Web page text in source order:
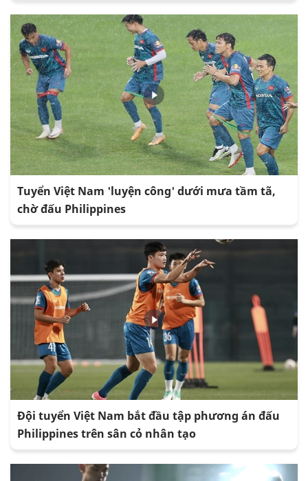
Tuyển Việt Nam 'luyện công' dưới mưa tầm tã,
chờ đấu Philippines
Đội tuyển Việt Nam bắt đầu tập phương án đấu
Philippines trên sân cỏ nhân tạo